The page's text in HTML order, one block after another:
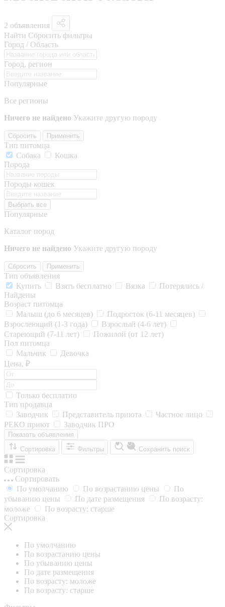
2 объявления
Найти Сбросить фильтры
Город / Область
Город, регион
Популярные
Все регионы
Ничего не найдено Укажите другую породу
Сбросить Применить
Тип питомца
Собака
Кошка
Порода
Породы кошек
Выбрать все
Популярные
Каталог пород
Ничего не найдено Укажите другую породу
Сбросить Применить
Тип объявления
Купить
Взять бесплатно Вязка
Потерялись /
Найдены
Возраст питомца
Малыш (до 6 месяцев)
Подросток (6-11 месяцев)
Взрослеющий (1-3 года)
Взрослый (4-6 лет)
Стареющий (7-11 лет)
Пожилой (от 12 лет)
Пол питомца
Мальчик
Девочка
Цена, ₽
Только бесплатно
Тип продавца
Заводчик
Представитель приюта
Частное лицо
РЕКО приют
Заводчик ПРО
Показать объявления
Сортировка
Фильтры Сохранить поиск
Сортировка
Сортировать
По умолчанию
По возрастанию цены
По
убыванию цены
По дате размещения
По возрасту:
моложе
По возрасту: старше
Сортировка
По умолчанию
По возрастанию цены
По убыванию цены
По дате размещения
По возрасту: моложе
По возрасту: старше